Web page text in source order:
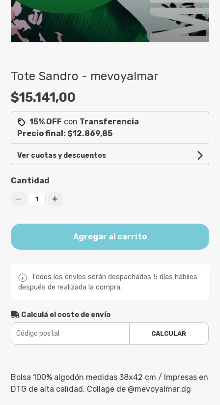
Tote Sandro - mevoyalmar
$15.141,00
15% OFF con Transferencia
Precio final:$12.869,85
Ver cuotas y descuentos
Cantidad
1
Agregar al carrito
Todos los envíos serán despachados 5 días hábiles
después de realizada la compra.
Calculá el costo de envío
CALCULAR
Bolsa 100% algodón medidas 38x42 cm / Impresas en
DTG de alta calidad. Collage de @mevoyalmar.dg